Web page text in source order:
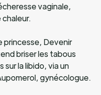
vaginale,
princesse, Devenir
briser les tabous
la libido, via un
gynécologue.